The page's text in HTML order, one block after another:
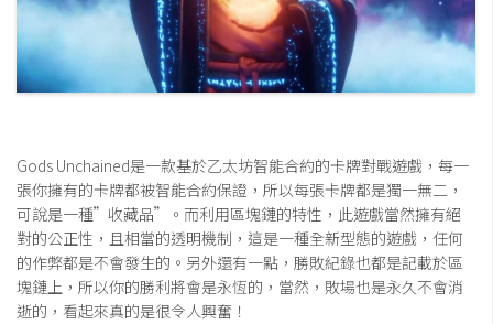
Gods Unchained是一款基於乙太坊智能合約的卡牌對戰遊戲，每一
張你擁有的卡牌都被智能合約保證，所以每張卡牌都是獨一無二，
可說是一種”收藏品”。而利用區塊鏈的特性，此遊戲當然擁有絕
對的公正性，且相當的透明機制，這是一種全新型態的遊戲，任何
的作弊都是不會發生的。另外還有一點，勝敗紀錄也都是記載於區
塊鏈上，所以你的勝利將會是永恆的，當然，敗場也是永久不會消
逝的，看起來真的是很令人興奮！